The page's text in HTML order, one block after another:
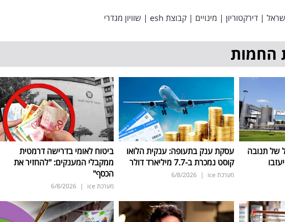
| דירקטוריון | מינויים | קבוצת esh | שוויון מגדרי
החמות
של תנובה
עסקת ענק בתעופה: ענקית הלואו
קוסט נמכרת ב-7.7 מיליארד דולר
מערכת ice |
6/8/2026
ביטוח לאומי בדרישה דרמטית
ממקבלי המענקים: "להחזיר את
הכסף"
מערכת ice |
6/8/2026